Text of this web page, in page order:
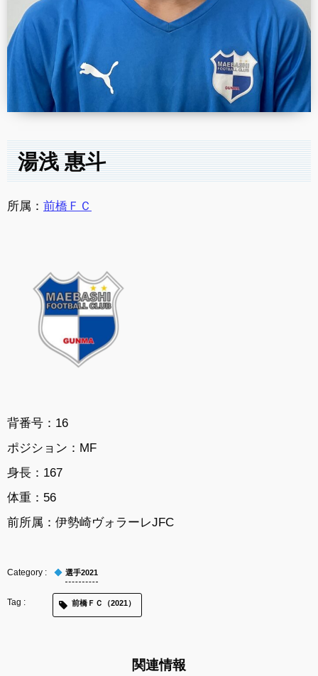
湯浅 惠斗
所属： 前橋ＦＣ
背番号：16
ポジション：MF
身長：167
体重：56
前所属： 伊勢崎ヴォラーレJFC
選手2021
前橋ＦＣ（2021）
関連情報